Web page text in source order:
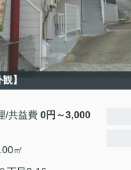
観】
/共益費 0円～3,000
㎡